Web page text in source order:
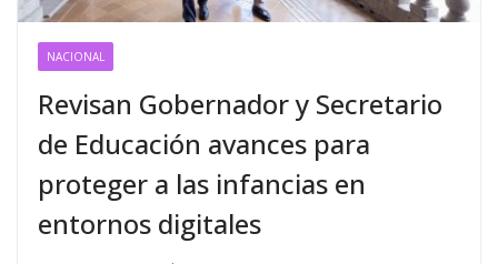
NACIONAL
Revisan Gobernador y Secretario
de Educación avances para
proteger a las infancias en
entornos digitales